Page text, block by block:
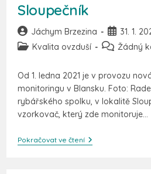
Sloupečník
Jáchym Brzezina
31. 1.
Kvalita ovzduší
Žádný
Od 1. ledna 2021 je v provozu
monitoringu v Blansku. Foto:
rybářského spolku, v lokalitě
vzorkovač, který zde monitoruje…
Pokračovat ve čtení